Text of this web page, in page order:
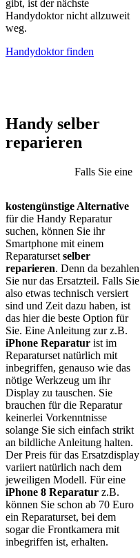
gibt, ist der nächste
Handydoktor nicht allzuweit
weg.
Handydoktor finden
Handy selber
reparieren
Falls Sie eine
kostengünstige Alternative
für die Handy Reparatur
suchen, können Sie ihr
Smartphone mit einem
Reparaturset selber
reparieren. Denn da bezahlen
Sie nur das Ersatzteil. Falls Sie
also etwas technisch versiert
sind und Zeit dazu haben, ist
das hier die beste Option für
Sie. Eine Anleitung zur z.B.
iPhone Reparatur ist im
Reparaturset natürlich mit
inbegriffen, genauso wie das
nötige Werkzeug um ihr
Display zu tauschen. Sie
brauchen für die Reparatur
keinerlei Vorkenntnisse
solange Sie sich einfach strikt
an bildliche Anleitung halten.
Der Preis für das Ersatzdisplay
variiert natürlich nach dem
jeweiligen Modell. Für eine
iPhone 8 Reparatur z.B.
können Sie schon ab 70 Euro
ein Reparaturset, bei dem
sogar die Frontkamera mit
inbegriffen ist, erhalten.